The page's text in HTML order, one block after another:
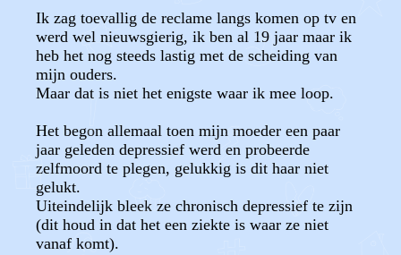
Ik zag toevallig de reclame langs komen op tv en
werd wel nieuwsgierig, ik ben al 19 jaar maar ik
heb het nog steeds lastig met de scheiding van
mijn ouders.
Maar dat is niet het enigste waar ik mee loop.
Het begon allemaal toen mijn moeder een paar
jaar geleden depressief werd en probeerde
zelfmoord te plegen, gelukkig is dit haar niet
gelukt.
Uiteindelijk bleek ze chronisch depressief te zijn
(dit houd in dat het een ziekte is waar ze niet
vanaf komt).